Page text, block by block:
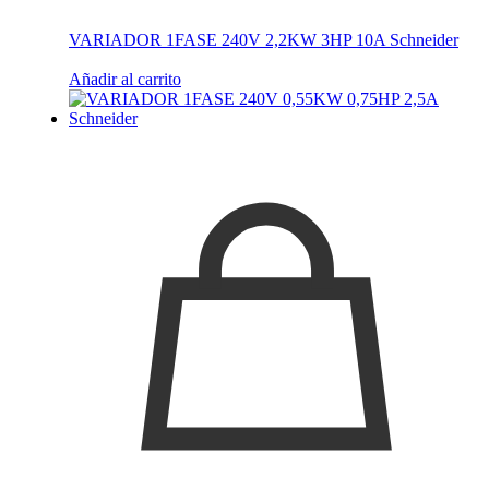
VARIADOR 1FASE 240V 2,2KW 3HP 10A Schneider
Añadir al carrito